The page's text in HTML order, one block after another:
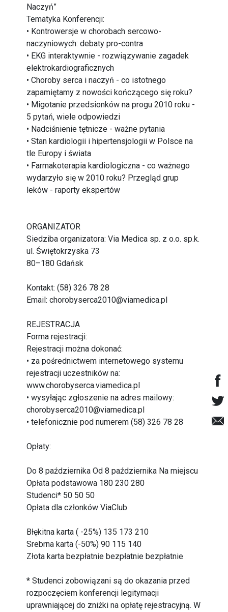
Naczyń”
Tematyka Konferencji:
• Kontrowersje w chorobach sercowo-
naczyniowych: debaty pro-contra
• EKG interaktywnie - rozwiązywanie zagadek
elektrokardiograficznych
• Choroby serca i naczyń - co istotnego
zapamiętamy z nowości kończącego się roku?
• Migotanie przedsionków na progu 2010 roku -
5 pytań, wiele odpowiedzi
• Nadciśnienie tętnicze - ważne pytania
• Stan kardiologii i hipertensjologii w Polsce na
tle Europy i świata
• Farmakoterapia kardiologiczna - co ważnego
wydarzyło się w 2010 roku? Przegląd grup
leków - raporty ekspertów
ORGANIZATOR
Siedziba organizatora: Via Medica sp. z o.o. sp.k.
ul. Świętokrzyska 73
80–180 Gdańsk
Kontakt: (58) 326 78 28
Email: chorobyserca2010@viamedica.pl
REJESTRACJA
Forma rejestracji:
Rejestracji można dokonać:
• za pośrednictwem internetowego systemu
rejestracji uczestników na:
www.chorobyserca.viamedica.pl
• wysyłając zgłoszenie na adres mailowy:
chorobyserca2010@viamedica.pl
• telefonicznie pod numerem (58) 326 78 28
Opłaty:
Do 8 października Od 8 października Na miejscu
Opłata podstawowa 180 230 280
Studenci* 50 50 50
Opłata dla członków ViaClub
Błękitna karta ( -25%) 135 173 210
Srebrna karta (-50%) 90 115 140
Złota karta bezpłatnie bezpłatnie bezpłatnie
* Studenci zobowiązani są do okazania przed
rozpoczęciem konferencji legitymacji
uprawniającej do zniżki na opłatę rejestracyjną. W